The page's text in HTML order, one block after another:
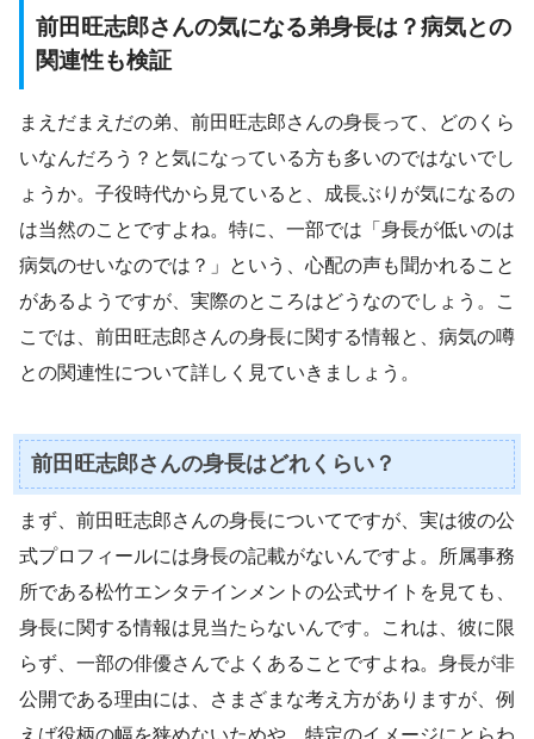
前田旺志郎さんの気になる弟身長は？病気との
関連性も検証
まえだまえだの弟、前田旺志郎さんの身長って、どのくら
いなんだろう？と気になっている方も多いのではないでし
ょうか。子役時代から見ていると、成長ぶりが気になるの
は当然のことですよね。特に、一部では「身長が低いのは
病気のせいなのでは？」という、心配の声も聞かれること
があるようですが、実際のところはどうなのでしょう。こ
こでは、前田旺志郎さんの身長に関する情報と、病気の噂
との関連性について詳しく見ていきましょう。
前田旺志郎さんの身長はどれくらい？
まず、前田旺志郎さんの身長についてですが、実は彼の公
式プロフィールには身長の記載がないんですよ。所属事務
所である松竹エンタテインメントの公式サイトを見ても、
身長に関する情報は見当たらないんです。これは、彼に限
らず、一部の俳優さんでよくあることですよね。身長が非
公開である理由には、さまざまな考え方がありますが、例